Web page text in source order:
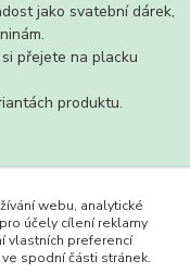
jako svatební dárek,
přejete na placku
produktu.
webu, analytické
účely cílení reklamy
vlastních preferencí
spodní části stránek.